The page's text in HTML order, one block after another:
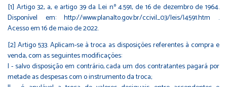
[1] Artigo 32, a, e artigo 39 da Lei nº 4.591, de 16 de dezembro de 1964.
Disponível em:http://www.planalto.gov.br/ccivil_03/leis/l4591.htm .
Acesso em 16 de maio de 2022.
[2] Artigo 533. Aplicam-se à troca as disposições referentes à compra e
venda, com as seguintes modificações:
I - salvo disposição em contrário, cada um dos contratantes pagará por
metade as despesas com o instrumento da troca;